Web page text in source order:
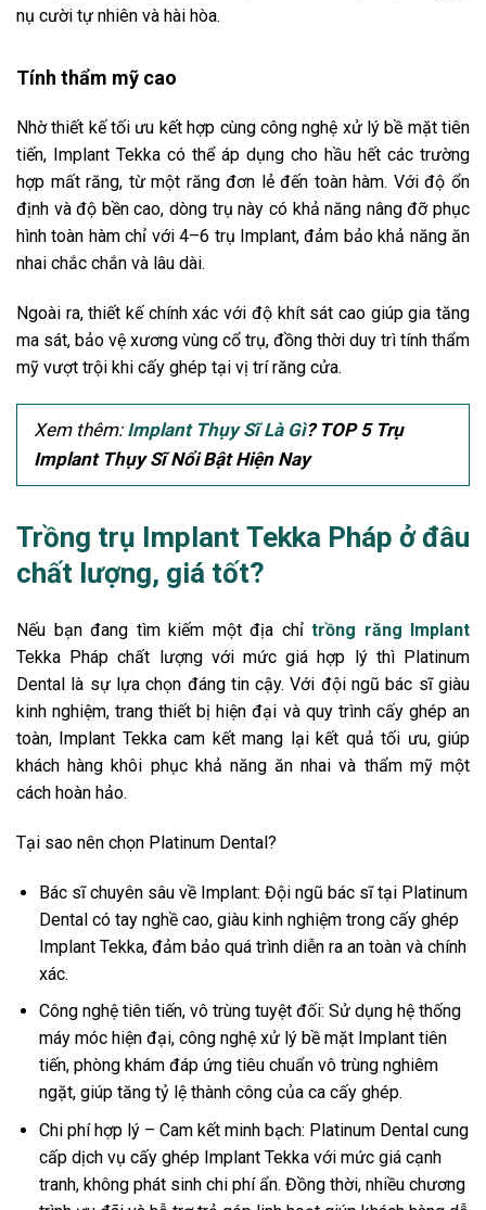
nụ cười tự nhiên và hài hòa.
Tính thẩm mỹ cao
Nhờ thiết kế tối ưu kết hợp cùng công nghệ xử lý bề mặt tiên
tiến, Implant Tekka có thể áp dụng cho hầu hết các trường
hợp mất răng, từ một răng đơn lẻ đến toàn hàm. Với độ ổn
định và độ bền cao, dòng trụ này có khả năng nâng đỡ phục
hình toàn hàm chỉ với 4–6 trụ Implant, đảm bảo khả năng ăn
nhai chắc chắn và lâu dài.
Ngoài ra, thiết kế chính xác với độ khít sát cao giúp gia tăng
ma sát, bảo vệ xương vùng cổ trụ, đồng thời duy trì tính thẩm
mỹ vượt trội khi cấy ghép tại vị trí răng cửa.
Xem thêm: Implant Thụy Sĩ Là Gì? TOP 5 Trụ
Implant Thụy Sĩ Nổi Bật Hiện Nay
Trồng trụ Implant Tekka Pháp ở đâu
chất lượng, giá tốt?
Nếu bạn đang tìm kiếm một địa chỉ trồng răng Implant
Tekka Pháp chất lượng với mức giá hợp lý thì Platinum
Dental là sự lựa chọn đáng tin cậy. Với đội ngũ bác sĩ giàu
kinh nghiệm, trang thiết bị hiện đại và quy trình cấy ghép an
toàn, Implant Tekka cam kết mang lại kết quả tối ưu, giúp
khách hàng khôi phục khả năng ăn nhai và thẩm mỹ một
cách hoàn hảo.
Tại sao nên chọn Platinum Dental?
Bác sĩ chuyên sâu về Implant: Đội ngũ bác sĩ tại Platinum
Dental có tay nghề cao, giàu kinh nghiệm trong cấy ghép
Implant Tekka, đảm bảo quá trình diễn ra an toàn và chính
xác.
Công nghệ tiên tiến, vô trùng tuyệt đối: Sử dụng hệ thống
máy móc hiện đại, công nghệ xử lý bề mặt Implant tiên
tiến, phòng khám đáp ứng tiêu chuẩn vô trùng nghiêm
ngặt, giúp tăng tỷ lệ thành công của ca cấy ghép.
Chi phí hợp lý – Cam kết minh bạch: Platinum Dental cung
cấp dịch vụ cấy ghép Implant Tekka với mức giá cạnh
tranh, không phát sinh chi phí ẩn. Đồng thời, nhiều chương